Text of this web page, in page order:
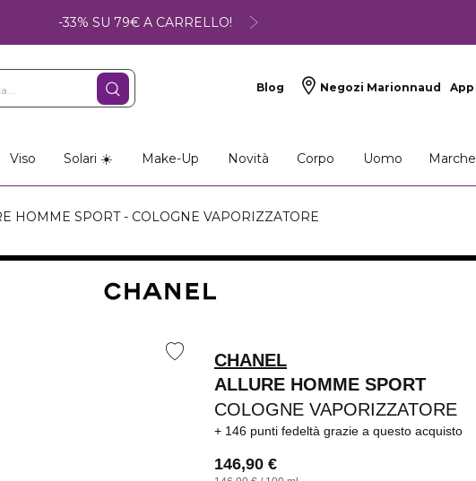
-33% SU 79€ A CARRELLO!
Blog Negozi Marionnaud App
Viso Solari ☀️ Make-Up Novità Corpo Uomo Marche
HOMME SPORT - COLOGNE VAPORIZZATORE
CHANEL
ALLURE HOMME SPORT
COLOGNE VAPORIZZATORE
146 punti fedeltà grazie a questo acquisto
146,90 €